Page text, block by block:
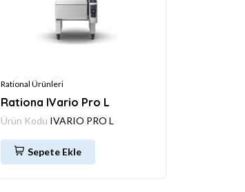
Rational Ürünleri
Rationa IVario Pro L
Ürün Kodu IVARIO PRO L
Sepete Ekle